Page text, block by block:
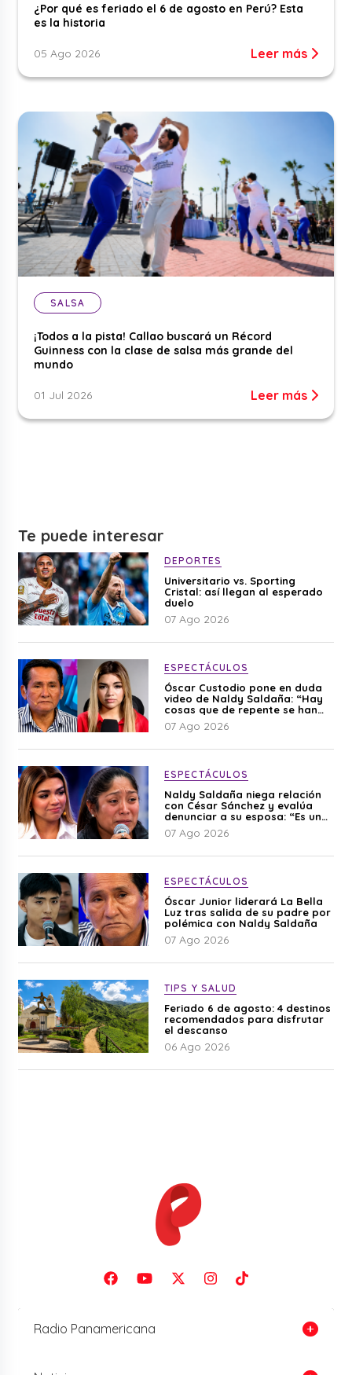
¿Por qué es feriado el 6 de agosto en Perú? Esta
es la historia
05 Ago 2026 Leer más
SALSA
¡Todos a la pista! Callao buscará un Récord
Guinness con la clase de salsa más grande del
mundo
01 Jul 2026 Leer más
Te puede interesar
DEPORTES
Universitario vs. Sporting
Cristal: así llegan al esperado
duelo
07 Ago 2026
ESPECTÁCULOS
Óscar Custodio pone en duda
video de Naldy Saldaña: “Hay
cosas que de repente se han
editado”
07 Ago 2026
ESPECTÁCULOS
Naldy Saldaña niega relación
con César Sánchez y evalúa
denunciar a su esposa: “Es una
difamación”
07 Ago 2026
ESPECTÁCULOS
Óscar Junior liderará La Bella
Luz tras salida de su padre por
polémica con Naldy Saldaña
07 Ago 2026
TIPS Y SALUD
Feriado 6 de agosto: 4 destinos
recomendados para disfrutar
el descanso
06 Ago 2026
Radio Panamericana